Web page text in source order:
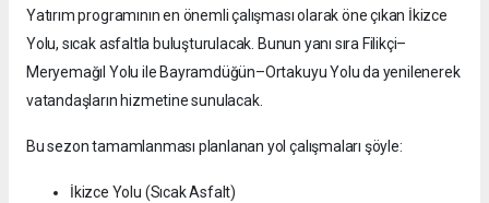
Yatırım programının en önemli çalışması olarak öne çıkan İkizce
Yolu, sıcak asfaltla buluşturulacak. Bunun yanı sıra Filikçi–
Meryemağıl Yolu ile Bayramdüğün–Ortakuyu Yolu da yenilenerek
vatandaşların hizmetine sunulacak.
Bu sezon tamamlanması planlanan yol çalışmaları şöyle:
İkizce Yolu (Sıcak Asfalt)